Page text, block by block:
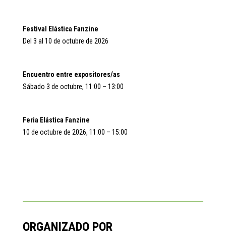
Festival Elástica Fanzine
Del 3 al 10 de octubre de 2026
Encuentro entre expositores/as
Sábado 3 de octubre, 11:00 – 13:00
Feria Elástica Fanzine
10 de octubre de 2026, 11:00 – 15:00
ORGANIZADO POR